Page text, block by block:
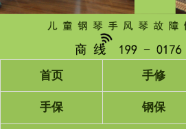
首页 手修
手保 钢保